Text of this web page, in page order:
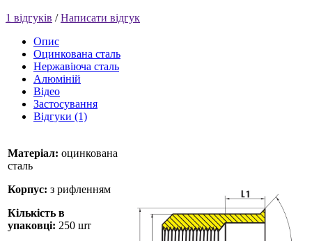
1 відгуків /Написати відгук
Опис
Оцинкована сталь
Нержавіюча сталь
Алюміній
Відео
Застосування
Відгуки (1)
Матеріал: оцинкована
сталь
Корпус: з рифленням
Кількість в
упаковці: 250 шт